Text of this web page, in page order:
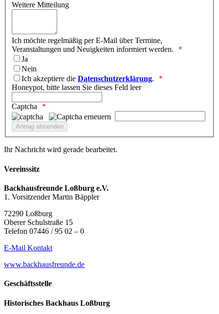
Weitere Mitteilung
Ich möchte regelmäßig per E-Mail über Termine,
Veranstaltungen und Neuigkeiten informiert werden.
Ja
Nein
Ich akzeptiere die Datenschutzerklärung.
Honeypot, bitte lassen Sie dieses Feld leer
Captcha
Ihr Nachricht wird gerade bearbeitet.
Vereinssitz
Backhausfreunde Loßburg e.V.
1. Vorsitzender Martin Bäppler
72290 Loßburg
Oberer Schulstraße 15
Telefon 07446 / 95 02 – 0
E-Mail Kontakt
www.backhausfreunde.de
Geschäftsstelle
Historisches Backhaus Loßburg